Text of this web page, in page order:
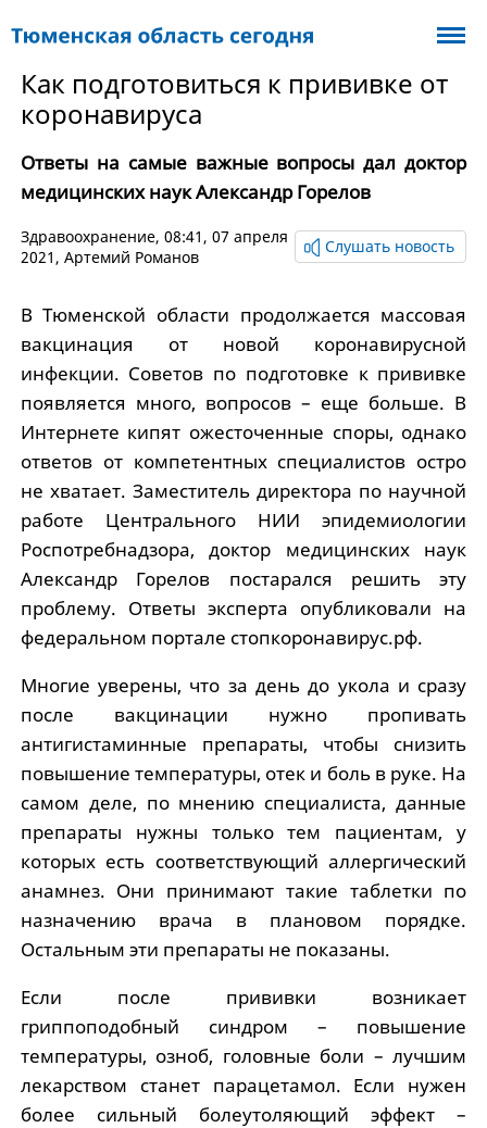
Как подготовиться к прививке от
коронавируса
Ответы на самые важные вопросы дал доктор
медицинских наук Александр Горелов
Здравоохранение, 08:41, 07 апреля
2021, Артемий Романов
Слушать новость
В Тюменской области продолжается массовая
вакцинация от новой коронавирусной
инфекции. Советов по подготовке к прививке
появляется много, вопросов – еще больше. В
Интернете кипят ожесточенные споры, однако
ответов от компетентных специалистов остро
не хватает. Заместитель директора по научной
работе Центрального НИИ эпидемиологии
Роспотребнадзора, доктор медицинских наук
Александр Горелов постарался решить эту
проблему. Ответы эксперта опубликовали на
федеральном портале стопкоронавирус.рф.
Многие уверены, что за день до укола и сразу
после вакцинации нужно пропивать
антигистаминные препараты, чтобы снизить
повышение температуры, отек и боль в руке. На
самом деле, по мнению специалиста, данные
препараты нужны только тем пациентам, у
которых есть соответствующий аллергический
анамнез. Они принимают такие таблетки по
назначению врача в плановом порядке.
Остальным эти препараты не показаны.
Если после прививки возникает
гриппоподобный синдром – повышение
температуры, озноб, головные боли – лучшим
лекарством станет парацетамол. Если нужен
более сильный болеутоляющий эффект –